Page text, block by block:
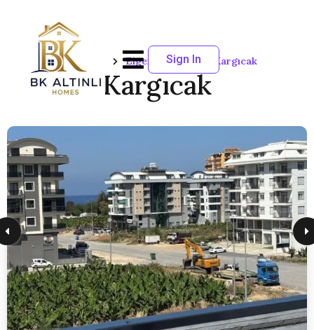
Sign In
Startseite Eigenschaften Kargıcak
Kargıcak
14Erwachsene
SORTIEREN NACH:Standard